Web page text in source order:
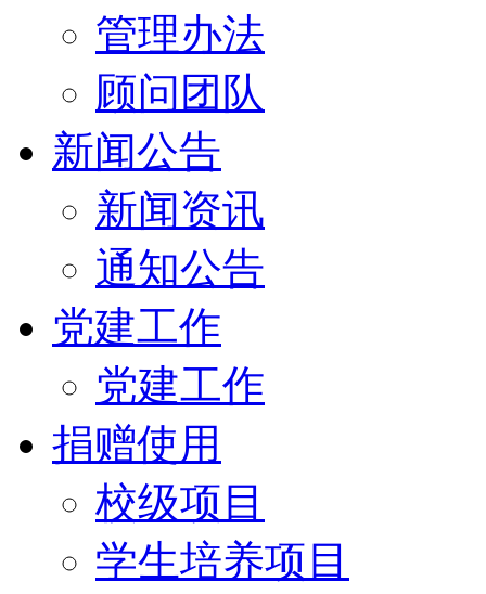
管理办法
顾问团队
新闻公告
新闻资讯
通知公告
党建工作
党建工作
捐赠使用
校级项目
学生培养项目